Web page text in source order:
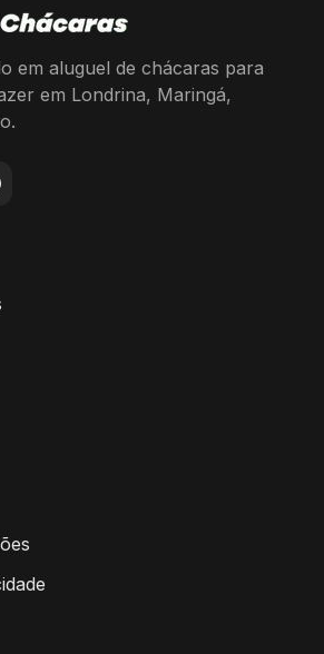
em aluguel de chácaras para
em Londrina, Maringá,